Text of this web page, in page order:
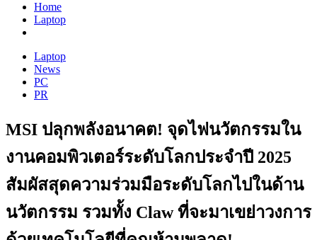
Home
Laptop
Laptop
News
PC
PR
MSI ปลุกพลังอนาคต! จุดไฟนวัตกรรมใน
งานคอมพิวเตอร์ระดับโลกประจำปี 2025
สัมผัสสุดความร่วมมือระดับโลกไปในด้าน
นวัตกรรม รวมทั้ง Claw ที่จะมาเขย่าวงการ